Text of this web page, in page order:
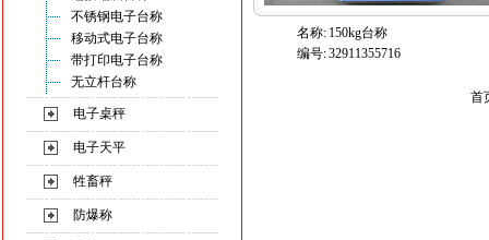
不锈钢电子台称
移动式电子台称
带打印电子台称
无立杆台称
电子桌秤
电子天平
牲畜秤
防爆称
名称: 150kg台称
编号:32911355716
首